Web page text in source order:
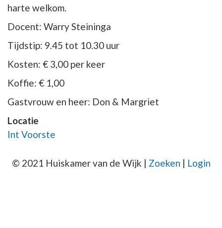
harte welkom.
Docent: Warry Steininga
Tijdstip: 9.45 tot 10.30 uur
Kosten: € 3,00 per keer
Koffie: € 1,00
Gastvrouw en heer: Don & Margriet
Locatie
Int Voorste
© 2021 Huiskamer van de Wijk | Zoeken | Login